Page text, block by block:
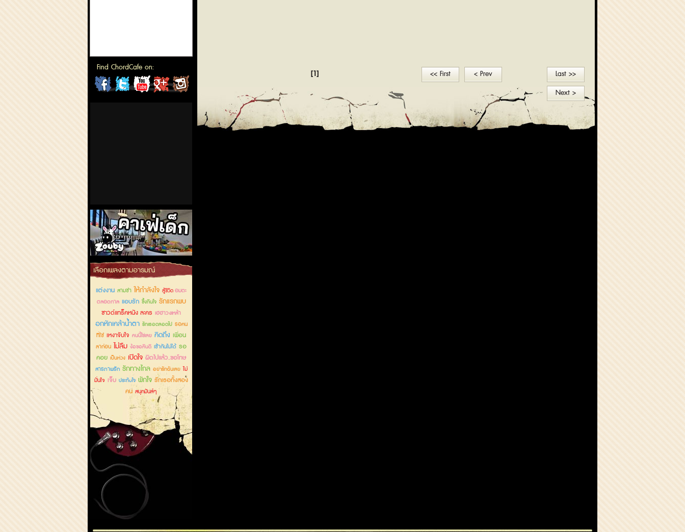
Find ChordCafe on:
ChordCafeChordCafeChordCafeChordCafe
คาเฟ่เด็กลำลูกกา
เลือกเพลงตามอารมณ์
แต่งงาน สามช่า ให้กำลังใจ สู้ชีวิตอมตะ
ตลอดกาล แอบรัก ซึ้งกินใจ รักแรกพบ
ซาวด์แทร็คหนัง ละคร เฮฮาวงเหล้า
อกหักเคล้าน้ำตา รักเธอตลอดไป รอคน
ที่ใช่ เหงาจับใจ คนนี้ใช่เลย คิดถึง เพื่อน
ลาก่อน ไม่ลืม ง้อขอคืนดี เข้ากันไม่ได้ รอ
คอย เป็นห่วง เปิดใจ ผิดไปแล้ว..ขอโทษ
สารภาพรัก รักทางไกล อย่ารักฉันเลย ไม่
มั่นใจ เจ็บ ประทับใจ พักใจ รักเธอทั้งสอง
คน สนุกมันส์ๆ
<< First < Prev
[1]
Last >>
Next >